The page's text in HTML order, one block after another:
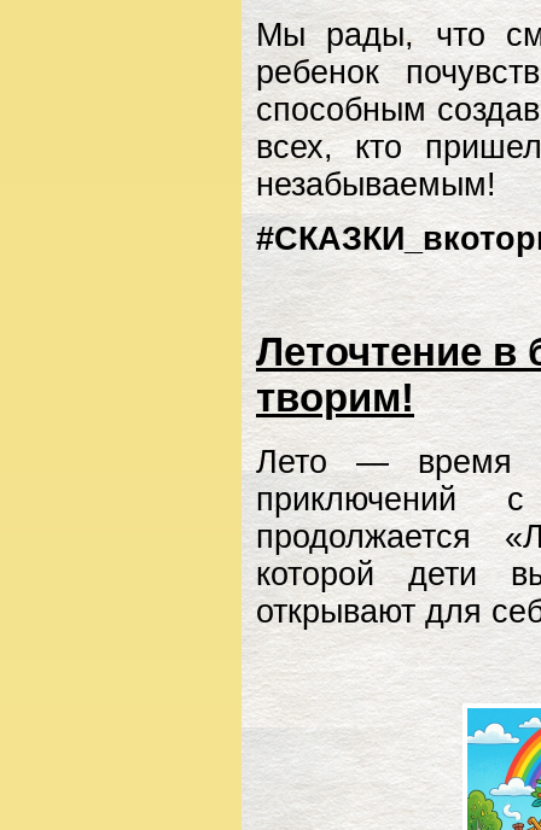
Мы рады, что
ребенок
способным
всех, кто
незабываемым!
Леточтение в
творим!
Лето — время
приключений
продолжается
которой дети
открывают для